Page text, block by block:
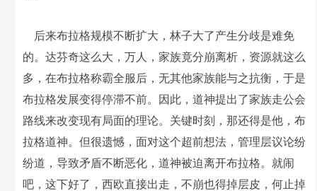
后来布拉格规模不断扩大，林子大了产生分歧是难免
的。达芬奇这么大，万人，家族竟分崩离析，资源就这么
多，在布拉格称霸全服后，无其他家族能与之抗衡，于是
布拉格发展变得停滞不前。因此，道神提出了家族走公会
路线来改变现有局面的理论。关键时刻，那还得是他，布
拉格道神。但很遗憾，面对这个超前想法，管理层议论纷
纷道，导致矛盾不断恶化，道神被迫离开布拉格。就闹
吧，这下好了，西欧直接出走，不崩也得掉层皮，何止掉